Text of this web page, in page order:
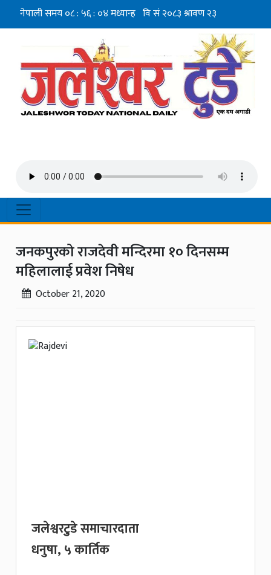
जनकपुरको राजदेवी मन्दिरमा १० दिनसम्म
महिलालाई प्रवेश निषेध
October 21, 2020
जलेश्वरटुुडे समाचारदाता
धनुषा, ५ कार्तिक